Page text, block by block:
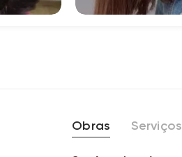
Obras Serviços